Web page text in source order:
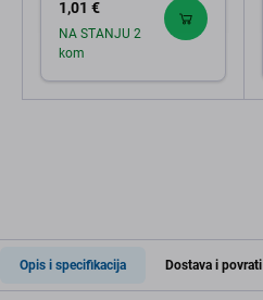
1,01 €
NA STANJU 2
kom
Opis i specifikacija Dostava i povrati